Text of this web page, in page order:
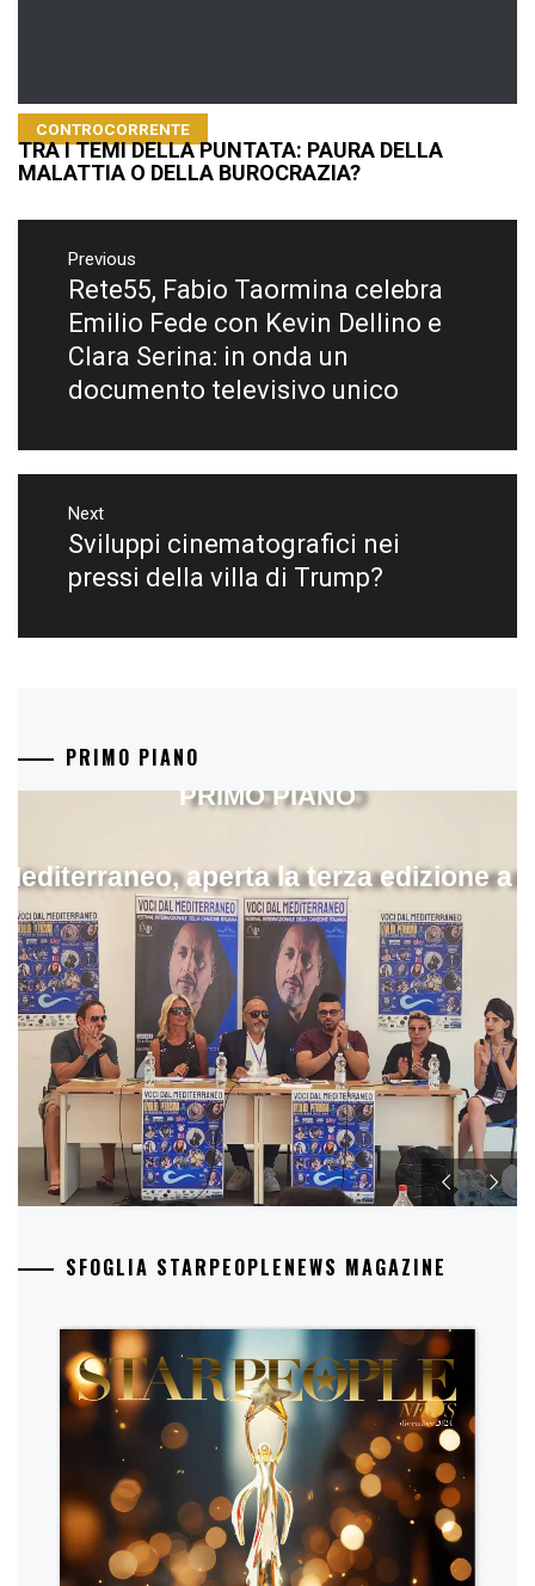
CONTROCORRENTE
TRA I TEMI DELLA PUNTATA: PAURA DELLA
MALATTIA O DELLA BUROCRAZIA?
Navigazione
articoli
Previous
Previous
post:
Rete55, Fabio Taormina celebra
Emilio Fede con Kevin Dellino e
Clara Serina: in onda un
documento televisivo unico
Next
Next
post:
Sviluppi cinematografici nei
pressi della villa di Trump?
PRIMO PIANO
aperta la terza edizione a
PRIMO PIANO
SFOGLIA STARPEOPLENEWS MAGAZINE